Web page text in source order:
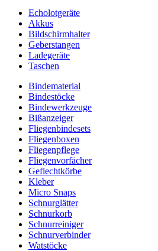
Echolotgeräte
Akkus
Bildschirmhalter
Geberstangen
Ladegeräte
Taschen
Bindematerial
Bindestöcke
Bindewerkzeuge
Bißanzeiger
Fliegenbindesets
Fliegenboxen
Fliegenpflege
Fliegenvorfächer
Geflechtkörbe
Kleber
Micro Snaps
Schnurglätter
Schnurkorb
Schnurreiniger
Schnurverbinder
Watstöcke